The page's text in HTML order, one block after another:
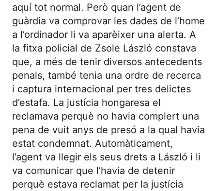
aquí tot normal. Però quan l’agent de
guàrdia va comprovar les dades de l’home
a l’ordinador li va aparèixer una alerta. A
la fitxa policial de Zsole László constava
que, a més de tenir diversos antecedents
penals, també tenia una ordre de recerca
i captura internacional per tres delictes
d’estafa. La justícia hongaresa el
reclamava perquè no havia complert una
pena de vuit anys de presó a la qual havia
estat condemnat. Automàticament,
l’agent va llegir els seus drets a László i li
va comunicar que l’havia de detenir
perquè estava reclamat per la justícia